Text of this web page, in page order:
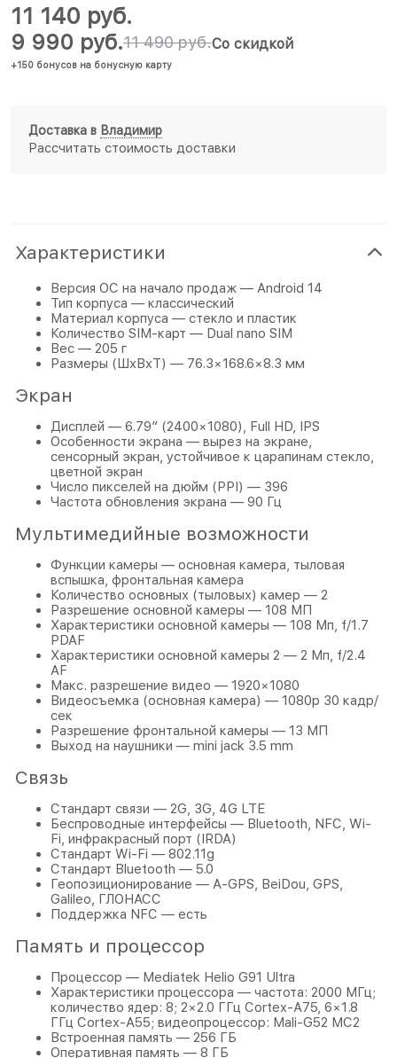
11 490 руб.
9 990 руб.
+150 бонусов на бонусную карту
Со скидкой
11 140 руб.
Доставка в Владимир
Рассчитать стоимость доставки
Характеристики
Версия ОС на начало продаж — Android 14
Тип корпуса — классический
Материал корпуса — стекло и пластик
Количество SIM-карт — Dual nano SIM
Вес — 205 г
Размеры (ШxВxТ) — 76.3×168.6×8.3 мм
Экран
Дисплей — 6.79″ (2400×1080), Full HD, IPS
Особенности экрана — вырез на экране,
сенсорный экран, устойчивое к царапинам стекло,
цветной экран
Число пикселей на дюйм (PPI) — 396
Частота обновления экрана — 90 Гц
Мультимедийные возможности
Функции камеры — основная камера, тыловая
вспышка, фронтальная камера
Количество основных (тыловых) камер — 2
Разрешение основной камеры — 108 МП
Характеристики основной камеры — 108 Мп, f/1.7
PDAF
Характеристики основной камеры 2 — 2 Мп, f/2.4
AF
Макс. разрешение видео — 1920×1080
Видеосъемка (основная камера) — 1080p 30 кадр/
сек
Разрешение фронтальной камеры — 13 МП
Выход на наушники — mini jack 3.5 mm
Связь
Стандарт связи — 2G, 3G, 4G LTE
Беспроводные интерфейсы — Bluetooth, NFC, Wi-
Fi, инфракрасный порт (IRDA)
Стандарт Wi-Fi — 802.11g
Стандарт Bluetooth — 5.0
Геопозиционирование — A-GPS, BeiDou, GPS,
Galileo, ГЛОНАСС
Поддержка NFC — есть
Память и процессор
Процессор — Mediatek Helio G91 Ultra
Характеристики процессора — частота: 2000 МГц;
количество ядер: 8; 2×2.0 ГГц Cortex-A75, 6×1.8
ГГц Cortex-A55; видеопроцессор: Mali-G52 MC2
Встроенная память — 256 ГБ
Оперативная память — 8 ГБ